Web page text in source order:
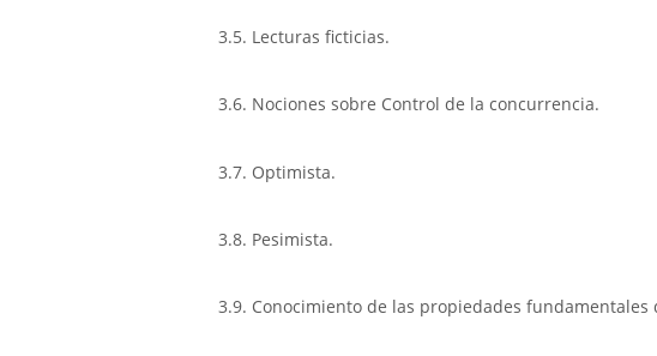
3.5. Lecturas ficticias.
3.6. Nociones sobre Control de la concurrencia.
3.7. Optimista.
3.8. Pesimista.
3.9. Conocimiento de las propiedades fundamentales